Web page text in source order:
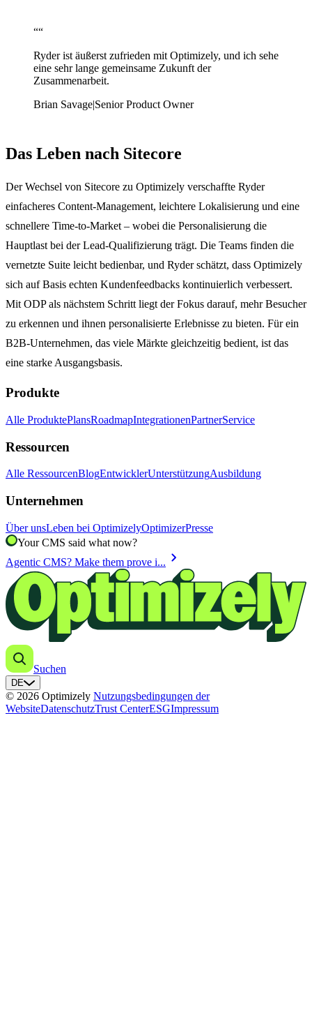
““
Ryder ist äußerst zufrieden mit Optimizely, und ich sehe
eine sehr lange gemeinsame Zukunft der
Zusammenarbeit.
Brian Savage|Senior Product Owner
Das Leben nach Sitecore
Der Wechsel von Sitecore zu Optimizely verschaffte Ryder
einfacheres Content-Management, leichtere Lokalisierung und eine
schnellere Time-to-Market – wobei die Personalisierung die
Hauptlast bei der Lead-Qualifizierung trägt. Die Teams finden die
vernetzte Suite leicht bedienbar, und Ryder schätzt, dass Optimizely
sich auf Basis echten Kundenfeedbacks kontinuierlich verbessert.
Mit ODP als nächstem Schritt liegt der Fokus darauf, mehr Besucher
zu erkennen und ihnen personalisierte Erlebnisse zu bieten. Für ein
B2B-Unternehmen, das viele Märkte gleichzeitig bedient, ist das
eine starke Ausgangsbasis.
Produkte
Alle ProduktePlansRoadmapIntegrationenPartnerService
Ressourcen
Alle RessourcenBlogEntwicklerUnterstützungAusbildung
Unternehmen
Über unsLeben bei OptimizelyOptimizerPresse
Your CMS said what now?
Agentic CMS? Make them prove i... chevron_right
Suchen
DE
© 2026 Optimizely Nutzungsbedingungen der
WebsiteDatenschutzTrust CenterESGImpressum